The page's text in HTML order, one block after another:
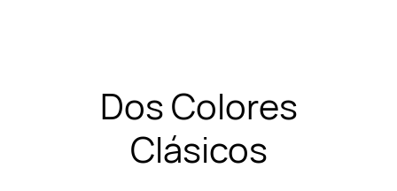
Dos Colores
Clásicos